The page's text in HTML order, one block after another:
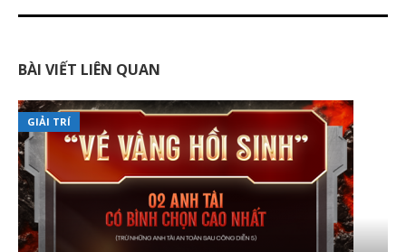
BÀI VIẾT LIÊN QUAN
GIẢI TRÍ